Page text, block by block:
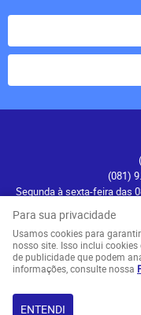
(081)
Segunda à sexta-feira das
Avenida
Para sua privacidade
Usamos cookies para
nosso site. Isso inclui cookies
de publicidade que podem
informações, consulte nossa
ENTENDI